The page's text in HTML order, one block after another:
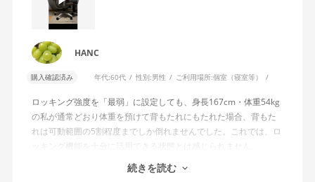
HANC
購入確認済み 年代:60代 性別:男性 ご利用場所:個室（寝室等）
ロッキング強度を「最弱」に設定しても、身長167cm・体重54kg
の私が通常どおり体重を預けて背もたれにもたれた場合、背もた
れは可動範囲の5割程度までしか倒れませんでした。これでは、ロ
ッキング機能を十分に活用できる状態とは感じられません。
私は勤務先で約11年間、同シリーズのWizard2を使用していま
続きを読む